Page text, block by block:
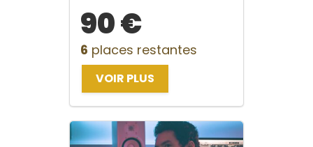
90 €
6 places restantes
VOIR PLUS